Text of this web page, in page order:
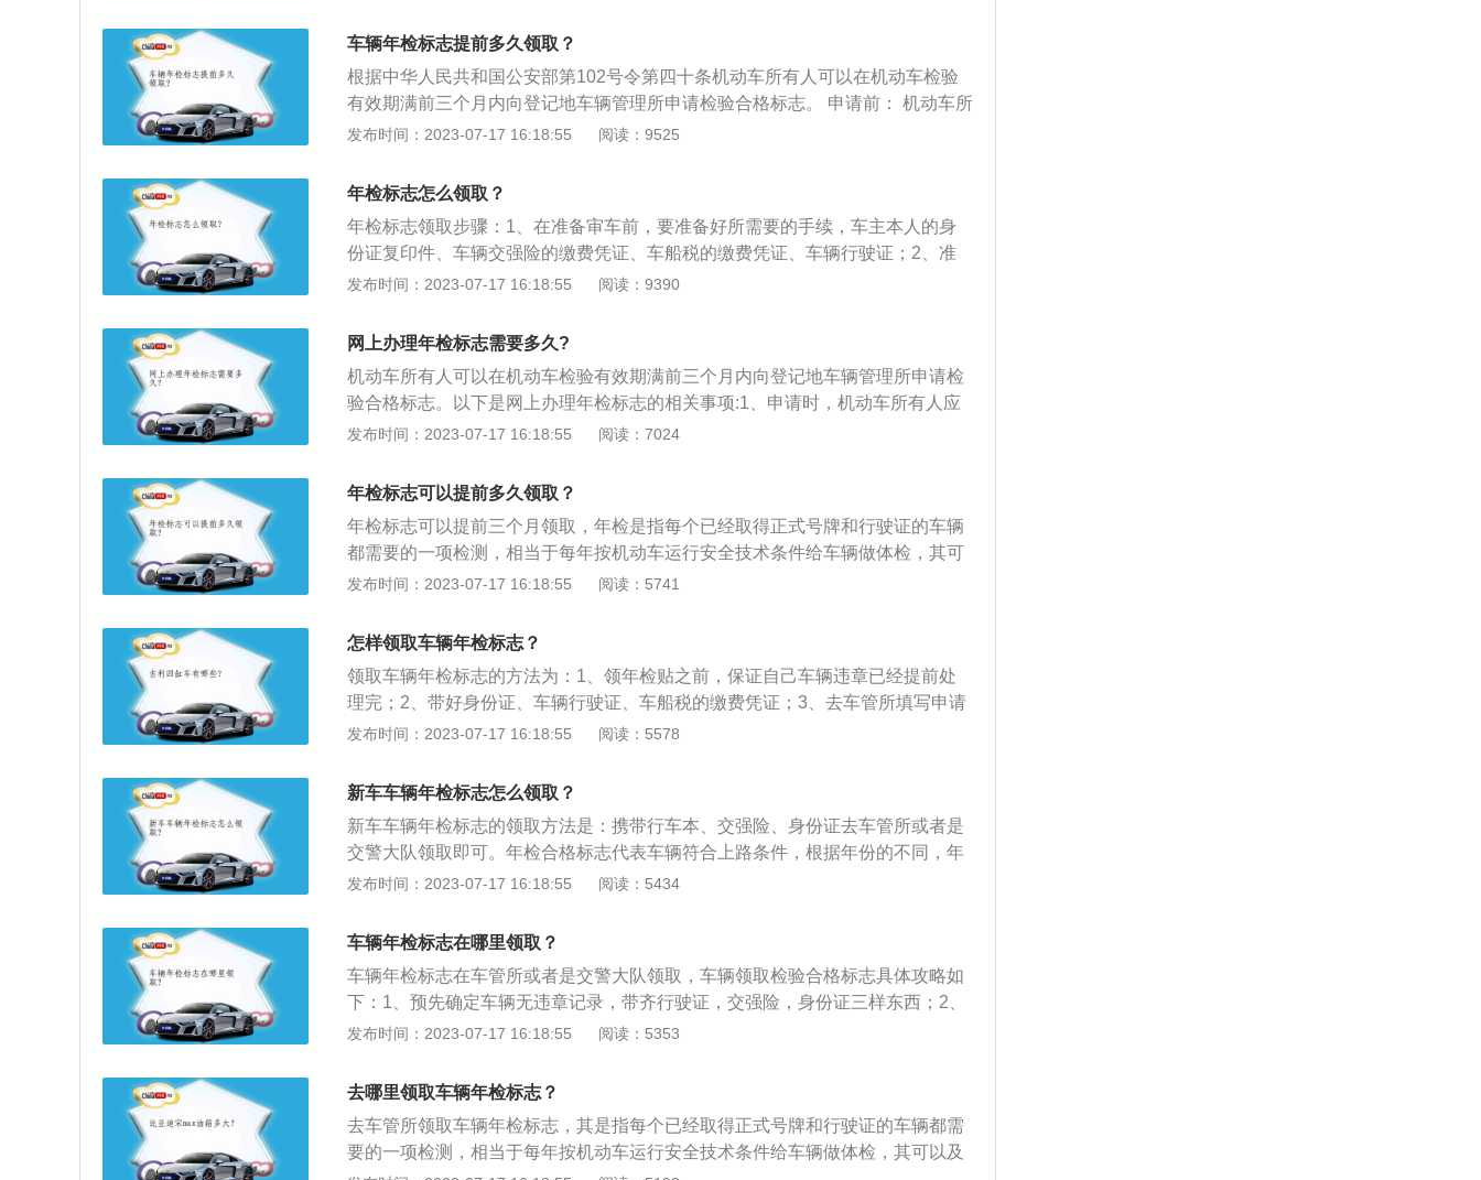
完表格和所有资料，等车管所工作人员录完，打印检验日期，就可领取。需准备
的材料：1、身份证原件，他人代办的话，代办人需携带自己的身份证原件；2、
交强险副本原件；3、车船税证明；4、行驶证原件；二、用交管12123APP领取
步骤：用手机（苹果13iOS15.5版本）在交管12123APP（v2.8.2版本）上申领免
检标志流程：在手机上登录交管12123APP，点击更多，通过业务中心找到免检
机动车免检车申领检验标志。在驾车遇到交通民警执法检查时，驾驶人可以主动
出示检验标志电子凭证，民警将通过警务执法终端扫描电子凭证二维码，核查电
子凭证有效性和机动车状态。三、在交通安全综合服务平台上领取检验标志步
业务办理页面机动车业务中，选择申领免检标志选项；步骤3：进入申领免检标
点击下一步按钮；步骤4：在申领信息页面中，确认个人名下需要申领免检标志
的车辆号牌号码、检验有效期止等信息，并依次上传交强险凭证和车船税凭证照
片，随后点击下一步；步骤5：在选择获取方式页面中，勾选不需要纸质凭证并
点击下一步；步骤6：在确认提交页面中，确认提交的信息是否有误。确认无误
在去之前需要把所有的违章处理清楚。具体的操作流程如下:1、先排队交检测
费，等候上线。检测前会有工作人员进行初检，主要是对发动机号与行驶证的检
查，检查其是否一致。再简单看下外观、车况等，然后填写尾气检测表。2、尾
气检测，由检测员开车上线，一般新车都很容易合格，过关后，拿到合格的尾气
检测表去窗口交费领取尾气合格标就行。若是不合格，则需重新检查，重新上
凭行驶证领得。填好表后，交给工作人员查询违章记录，没问题的话会给盖检验
合格的章，有违章的，需拿着违章通知单处理违章。其他外观检验，大致包括刹
车、灯光、喇叭等内容，没问题的话，排队等候上线检测，最后都完成后盖个章
交费，领取标志即可。
车辆年检标志提前多久领取？
根据中华人民共和国公安部第102号令第四十条机动车所有人可以在机动车检验
有效期满前三个月内向登记地车辆管理所申请检验合格标志。 申请前： 机动车所
有人应当将涉及该车的道路交通安全违法行为和交通事故处理完毕。 注意事
强制保险凭证、机动车安全技术检验合格证明。车辆管理所应当自受理之日起一
日内，确认机动车，审查提交的证明、凭证，核发检验合格标志。
发布时间：2023-07-17 16:18:55 阅读：9525
年检标志怎么领取？
年检标志领取步骤：1、在准备审车前，要准备好所需要的手续，车主本人的身
份证复印件、车辆交强险的缴费凭证、车船税的缴费凭证、车辆行驶证；2、准
备好各种材料后，要填写申请领取机动车检验标志表，车管所里面有模板，参照
料，工作人员录完后，打印检验日期，即可领取。年检指对已经领取正式号牌和
行驶证的车辆，每年一次按机动车运行安全技术条件进行的检验，目的在于检查
汽车主要技术状况，督促加强汽车的维护保养，使汽车经常处于完好状态，确保
汽车行驶安全。
发布时间：2023-07-17 16:18:55 阅读：9390
网上办理年检标志需要多久?
机动车所有人可以在机动车检验有效期满前三个月内向登记地车辆管理所申请检
验合格标志。以下是网上办理年检标志的相关事项:1、申请时，机动车所有人应
当填写申请表并提交行驶证、机动车交通事故责任强制保险凭证、机动车安全技
原件复印件到车辆落户城市的车管所或者检测线办理，需要填写一张补办申请表
说明补办原因，审核通过之后现场打印新的年检标。
发布时间：2023-07-17 16:18:55 阅读：7024
年检标志可以提前多久领取？
年检标志可以提前三个月领取，年检是指每个已经取得正式号牌和行驶证的车辆
都需要的一项检测，相当于每年按机动车运行安全技术条件给车辆做体检，其可
以及时消除车辆安全隐患，督促加强汽车的维护保养，减少交通事故的发生。年
效，漆面是否均匀美观；2、检验车辆的制动性、转向操纵性、灯光、排气及其
他安全性能；3、检验车辆是否经过改装、改型、改造，行驶证、号牌、车辆档
案所有登记是否与车况相符。
发布时间：2023-07-17 16:18:55 阅读：5741
怎样领取车辆年检标志？
领取车辆年检标志的方法为：1、领年检贴之前，保证自己车辆违章已经提前处
理完；2、带好身份证、车辆行驶证、车船税的缴费凭证；3、去车管所填写申请
领取机动车检验标志表；4、交完表格和所有资料，等车管所工作人员录完，打
必须要的一项检测，相当于每年一次给车辆做体检。车辆年检可以及时消除车辆
安全隐患，督促加强汽车的维护保养，减少交通事故的发生。
发布时间：2023-07-17 16:18:55 阅读：5578
新车车辆年检标志怎么领取？
新车车辆年检标志的领取方法是：携带行车本、交强险、身份证去车管所或者是
交警大队领取即可。年检合格标志代表车辆符合上路条件，根据年份的不同，年
检合格标志颜色也会不同，目的就是为了方便区分。交强险标志交警上路差车通
强险保单和保险标志上皆注有中国保险监督管理委员会监制字样，保单呈褐色，
主要文字采用了国际上先进的红色荧光防伪油墨，文字下横线由微缩文字组成，
防伪性能较好。
发布时间：2023-07-17 16:18:55 阅读：5434
车辆年检标志在哪里领取？
车辆年检标志在车管所或者是交警大队领取，车辆领取检验合格标志具体攻略如
下：1、预先确定车辆无违章记录，带齐行驶证，交强险，身份证三样东西；2、
开车到车管所；3、步行到办审验大厅走进去；4、在柜台拿一份年审申请表填
人员，退后到座位上去等，大概一分钟后，柜台人员会叫名字，然后就会交还给
车主打印好年审章的行驶证和年审标志。
发布时间：2023-07-17 16:18:55 阅读：5353
去哪里领取车辆年检标志？
去车管所领取车辆年检标志，其是指每个已经取得正式号牌和行驶证的车辆都需
要的一项检测，相当于每年按机动车运行安全技术条件给车辆做体检，其可以及